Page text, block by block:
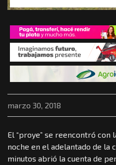
marzo 30, 2018
El “proye” se reencontró
noche en el adelantado de la
minutos abrió la cuenta de